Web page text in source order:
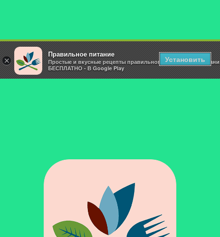
×
Правильное питание
Простые и вкусные рецепты правильного и здорового
БЕСПЛАТНО - В Google Play
Установить